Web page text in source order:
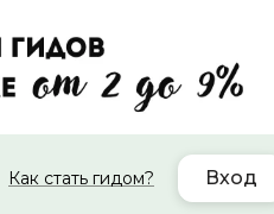
Как стать гидом? Вход